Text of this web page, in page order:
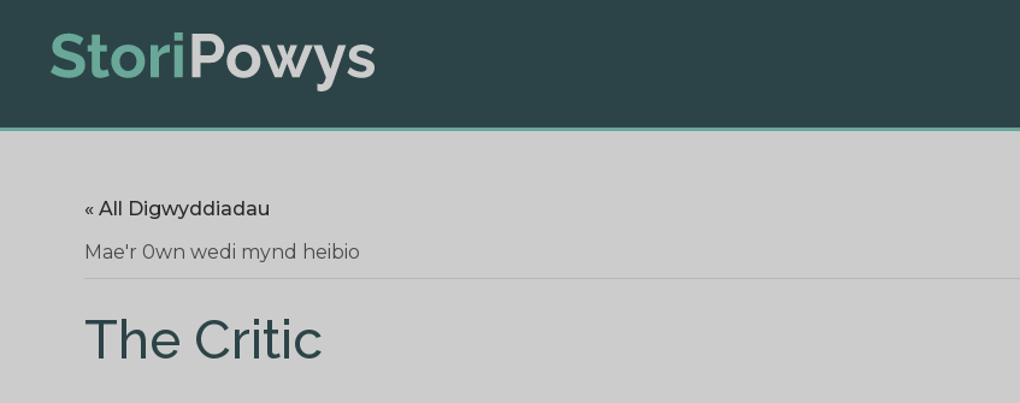
« All Digwyddiadau
Mae'r 0wn wedi mynd heibio
The Critic